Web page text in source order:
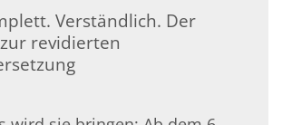
Verständlich. Der
revidierten